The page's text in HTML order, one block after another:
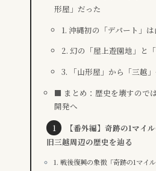
形屋」だった
1. 沖縄初の「デパート」
2. 幻の「屋上遊園地」と
3. 「山形屋」から「三越
■ まとめ：歴史を壊すので
開発へ
【番外編】奇跡の1マイル
旧三越周辺の歴史を辿る
1. 戦後復興の象徴「奇跡の1マイ